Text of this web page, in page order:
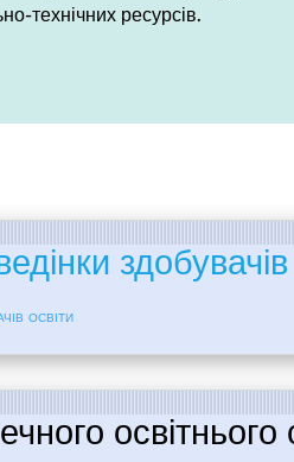
технічних ресурсів.
здобувачів
освіти